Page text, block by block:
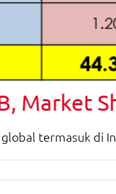
Market
termasuk di